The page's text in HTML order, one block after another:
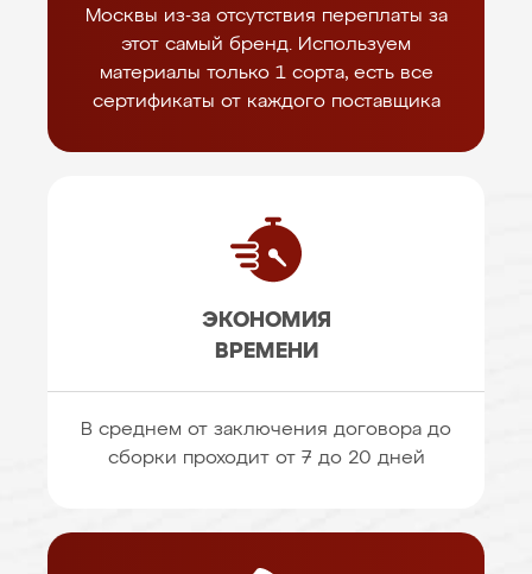
Москвы из-за отсутствия переплаты за
этот самый бренд. Используем
материалы только 1 сорта, есть все
сертификаты от каждого поставщика
ЭКОНОМИЯ
ВРЕМЕНИ
В среднем от заключения договора до
сборки проходит от 7 до 20 дней